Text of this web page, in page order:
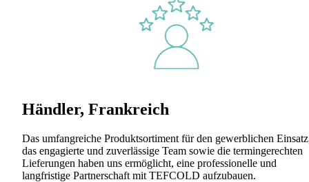
Händler, Frankreich
Das umfangreiche Produktsortiment für den gewerblichen
das engagierte und zuverlässige Team sowie die termingerechten
Lieferungen haben uns ermöglicht, eine professionelle und
langfristige Partnerschaft mit TEFCOLD aufzubauen.